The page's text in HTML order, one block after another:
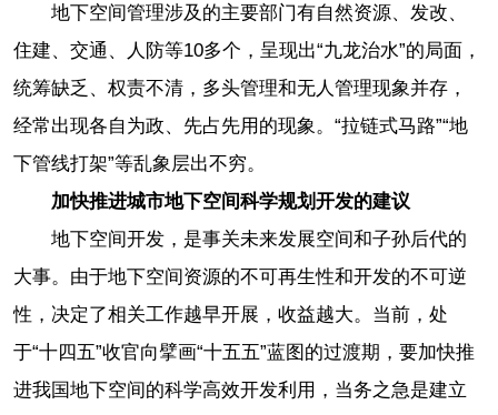
地下空间管理涉及的主要部门有自然资源、发改、
住建、交通、人防等10多个，呈现出“九龙治水”的局面，
统筹缺乏、权责不清，多头管理和无人管理现象并存，
经常出现各自为政、先占先用的现象。“拉链式马路”“地
下管线打架”等乱象层出不穷。
加快推进城市地下空间科学规划开发的建议
地下空间开发，是事关未来发展空间和子孙后代的
大事。由于地下空间资源的不可再生性和开发的不可逆
性，决定了相关工作越早开展，收益越大。当前，处
于“十四五”收官向擘画“十五五”蓝图的过渡期，要加快推
进我国地下空间的科学高效开发利用，当务之急是建立